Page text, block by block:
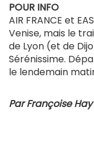
POUR INFO
AIR FRANCE et
Venise, mais le
de Lyon (et de
Sérénissime.
le lendemain
Par Françoise Hay